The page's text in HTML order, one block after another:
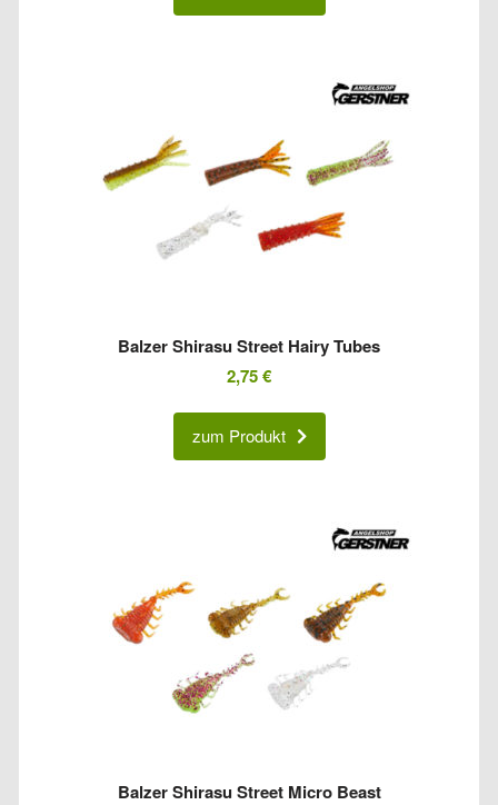
Balzer Shirasu Street Hairy Tubes
2,75€
zum Produkt
Balzer Shirasu Street Micro Beast